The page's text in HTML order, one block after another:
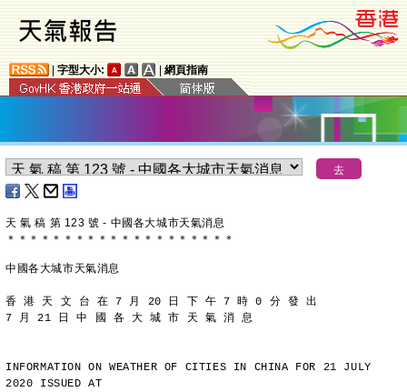
字型大小: 網頁指南
天 氣 稿 第 123 號 - 中國各大城市天氣消息
＊ ＊ ＊ ＊ ＊ ＊ ＊ ＊ ＊ ＊ ＊ ＊ ＊ ＊ ＊ ＊ ＊ ＊ ＊ ＊
中國各大城市天氣消息
香 港 天 文 台 在 7 月 20 日 下 午 7 時 0 分 發 出
7 月 21 日 中 國 各 大 城 市 天 氣 消 息
INFORMATION ON WEATHER OF CITIES IN CHINA FOR 21 JULY
2020 ISSUED AT